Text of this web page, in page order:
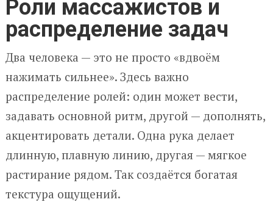
Роли массажистов и
распределение задач
Два человека — это не просто «вдвоём
нажимать сильнее». Здесь важно
распределение ролей: один может вести,
задавать основной ритм, другой — дополнять,
акцентировать детали. Одна рука делает
длинную, плавную линию, другая — мягкое
растирание рядом. Так создаётся богатая
текстура ощущений.